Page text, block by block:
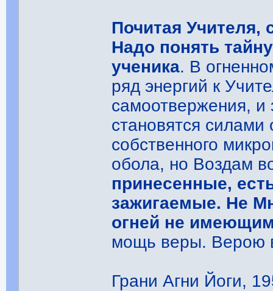
Почитая Учителя,
Надо понять
ученика. В
ряд энергий к
самоотвержения,
становятся силами
собственного
обола, но Воздам
принесенные,
зажигаемые. Не
огней не
мощь веры. Верою
Грани Агни Йоги,